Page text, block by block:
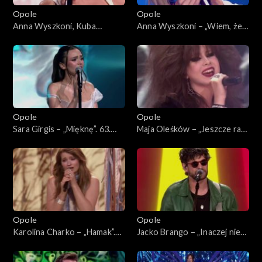
Opole
Anna Wyszkoni, Kuba
63. KFPP: Koncert „Debiuty”
Opole
Anna Wyszkoni – „Wiem, że
Koncert „Debiuty”
Opole
Sara Girgis – „Mięknę”. 63.
Opole
Maja Oleśków – „Jeszcze raz”.
Opole
Karolina Charko – „Hamak”.
Opole
Jacko Brango – „Inaczej nie
„Debiuty”